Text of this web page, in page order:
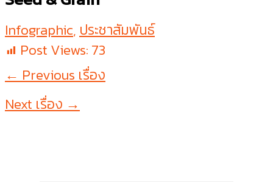
Infographic, ประชาสัมพันธ์
Post Views: 73
← Previous เรื่อง
Next เรื่อง →